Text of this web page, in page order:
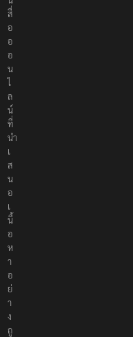
สื่
อ
อ
อ
น
ไ
ล
น์
ที่
นำ
เ
ส
น
อ
เ
นื้
อ
ห
า
อ
ย่
า
ง
ถู